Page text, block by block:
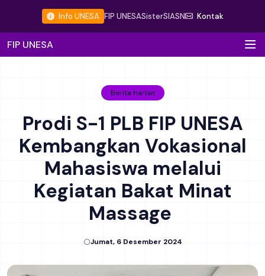
Info UNESA FIP UNESASisterSIASN Kontak
FIP UNESA
Berita Harian
Prodi S-1 PLB FIP UNESA
Kembangkan Vokasional
Mahasiswa melalui
Kegiatan Bakat Minat
Massage
Jumat, 6 Desember 2024